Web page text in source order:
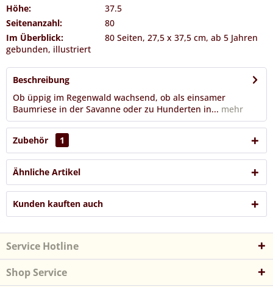
Höhe:
37.5
Seitenanzahl:
80
Im Überblick:
80 Seiten, 27,5 x 37,5 cm, ab 5 Jahren
gebunden, illustriert
Beschreibung
Ob üppig im Regenwald wachsend, ob als einsamer
Baumriese in der Savanne oder zu Hunderten in... mehr
Zubehör 1
Ähnliche Artikel
Kunden kauften auch
Service Hotline
Shop Service